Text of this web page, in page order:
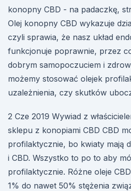
konopny CBD - na padaczkę,
Olej konopny CBD wykazuje
czyli sprawia, że nasz układ
funkcjonuje poprawnie, przez
dobrym samopoczuciem i
możemy stosować olejek
uzależnienia, czy skutków
2 Cze 2019 Wywiad z
sklepu z konopiami CBD CBD
profilaktycznie, bo kwiaty mają
i CBD. Wszystko to po to aby
profilaktycznie. Różne oleje
1% do nawet 50% stężenia